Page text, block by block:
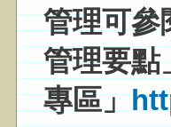
管理可參
管理要點
專區」